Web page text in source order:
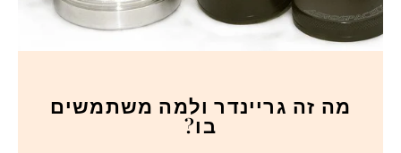
מה זה גריינדר ולמה משתמשים
בו?